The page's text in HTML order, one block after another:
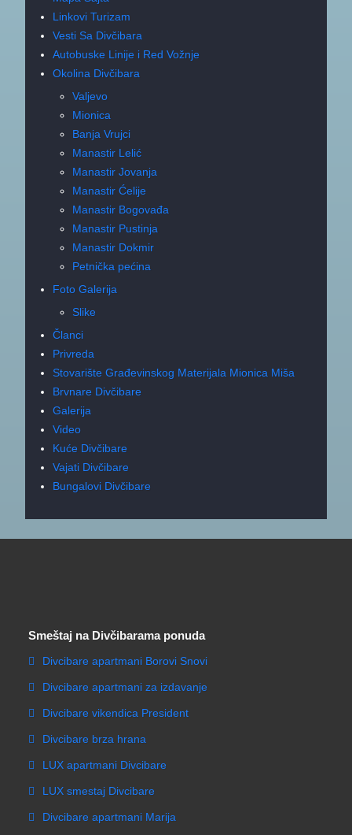
Linkovi Turizam
Vesti Sa Divčibara
Autobuske Linije i Red Vožnje
Okolina Divčibara
Valjevo
Mionica
Banja Vrujci
Manastir Lelić
Manastir Jovanja
Manastir Ćelije
Manastir Bogovađa
Manastir Pustinja
Manastir Dokmir
Petnička pećina
Foto Galerija
Slike
Članci
Privreda
Stovarište Građevinskog Materijala Mionica Miša
Brvnare Divčibare
Galerija
Video
Kuće Divčibare
Vajati Divčibare
Bungalovi Divčibare
Smeštaj na Divčibarama ponuda
Divcibare apartmani Borovi Snovi
Divcibare apartmani za izdavanje
Divcibare vikendica President
Divcibare brza hrana
LUX apartmani Divcibare
LUX smestaj Divcibare
Divcibare apartmani Marija